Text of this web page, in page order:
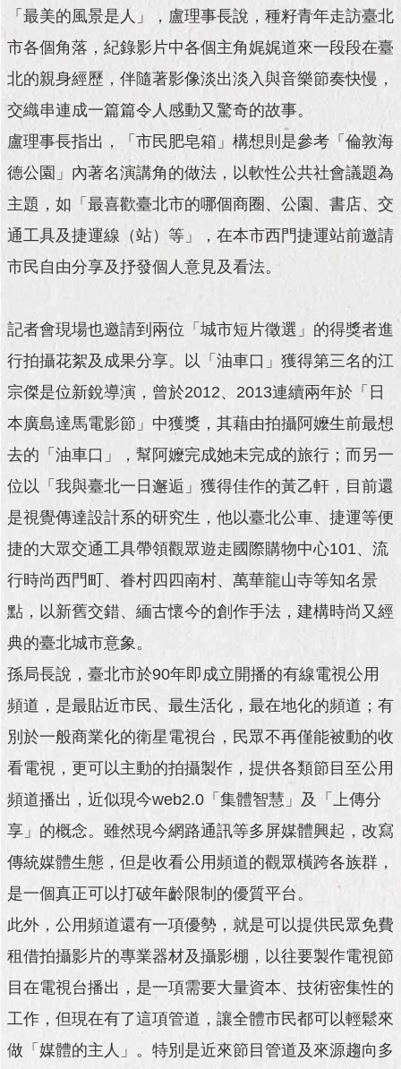
題
館
與
互
動
活
動
主
題
首
頁
站
導
覽
English
常
問
答
即
新
聞
澄
清
雙
語
彙
台
北
陳
系
公
參
「最美的風景是人」，盧理事長說，種籽青年走訪臺北
市各個角落，紀錄影片中各個主角娓娓道來一段段在臺
北的親身經歷，伴隨著影像淡出淡入與音樂節奏快慢，
交織串連成一篇篇令人感動又驚奇的故事。
盧理事長指出，「市民肥皂箱」構想則是參考「倫敦海
德公園」內著名演講角的做法，以軟性公共社會議題為
主題，如「最喜歡臺北市的哪個商圈、公園、書店、交
通工具及捷運線（站）等」，在本市西門捷運站前邀請
市民自由分享及抒發個人意見及看法。
記者會現場也邀請到兩位「城市短片徵選」的得獎者進
行拍攝花絮及成果分享。以「油車口」獲得第三名的江
宗傑是位新銳導演，曾於2012、2013連續兩年於「日
本廣島達馬電影節」中獲獎，其藉由拍攝阿嬤生前最想
去的「油車口」，幫阿嬤完成她未完成的旅行；而另一
位以「我與臺北一日邂逅」獲得佳作的黃乙軒，目前還
是視覺傳達設計系的研究生，他以臺北公車、捷運等便
捷的大眾交通工具帶領觀眾遊走國際購物中心101、流
行時尚西門町、眷村四四南村、萬華龍山寺等知名景
點，以新舊交錯、緬古懷今的創作手法，建構時尚又經
典的臺北城市意象。
孫局長說，臺北市於90年即成立開播的有線電視公用
頻道，是最貼近市民、最生活化，最在地化的頻道；有
別於一般商業化的衛星電視台，民眾不再僅能被動的收
看電視，更可以主動的拍攝製作，提供各類節目至公用
頻道播出，近似現今web2.0「集體智慧」及「上傳分
享」的概念。雖然現今網路通訊等多屏媒體興起，改寫
傳統媒體生態，但是收看公用頻道的觀眾橫跨各族群，
是一個真正可以打破年齡限制的優質平台。
此外，公用頻道還有一項優勢，就是可以提供民眾免費
租借拍攝影片的專業器材及攝影棚，以往要製作電視節
目在電視台播出，是一項需要大量資本、技術密集性的
工作，但現在有了這項管道，讓全體市民都可以輕鬆來
做「媒體的主人」。特別是近來節目管道及來源趨向多